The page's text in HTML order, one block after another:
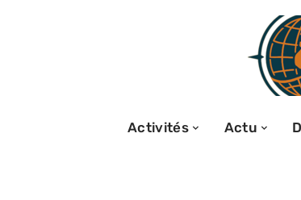
Activités Actu